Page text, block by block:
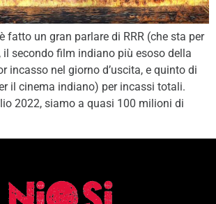
fatto un gran parlare di RRR (che sta per
il secondo film indiano più esoso della
incasso nel giorno d’uscita, e quinto di
il cinema indiano) per incassi totali.
2022, siamo a quasi 100 milioni di